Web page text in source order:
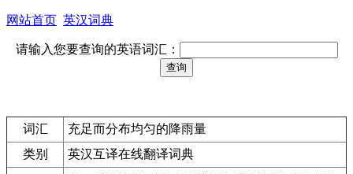
网站首页 英汉词典
请输入您要查询的英语词汇：
词汇
充足而分布均匀的降雨量
类别
英汉互译在线翻译词典